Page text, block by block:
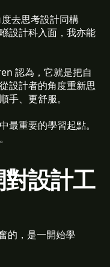
去思考設計同構
設計科入面，我亦能
認為，它就是把自
設計者的角度重新思
手、更舒服。
最重要的學習起點。
設計工
的，是一開始學